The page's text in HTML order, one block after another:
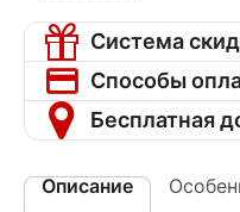
Система
Способы
Бесплатная
Описание